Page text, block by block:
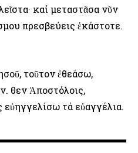
καί μεταστᾶσα νῦν
πρεσβεύεις ἑκάστοτε.
τοῦτον ἐθεάσω,
Ὅθεν Ἀποστόλοις,
τά εὐαγγέλια.